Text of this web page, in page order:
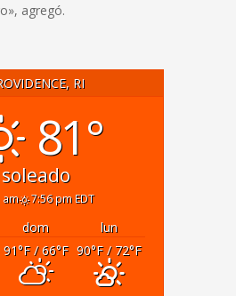
agregó.
RI
81°
soleado
am 7:56 pm EDT
dom
lun
91°F/ 66°F 90°F/ 72°F